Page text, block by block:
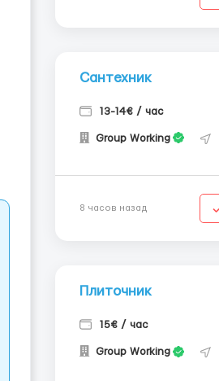
Сантехник
13-14€ / час
Group Working
8 часов назад
Плиточник
15€ / час
Group Working